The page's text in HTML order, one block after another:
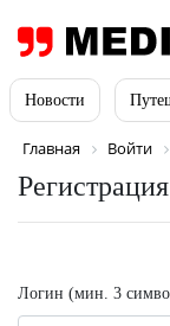
Новости
Главная Войти
Логин (мин. 3